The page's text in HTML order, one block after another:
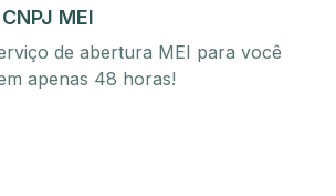
MEI
de abertura MEI para você
apenas 48 horas!